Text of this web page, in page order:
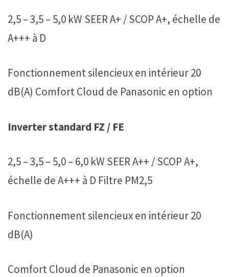
2,5 – 3,5 – 5,0 kW SEER A+ / SCOP A+, échelle de
A+++ à D
Fonctionnement silencieux en intérieur 20
dB(A) Comfort Cloud de Panasonic en option
Inverter standard FZ / FE
2,5 – 3,5 – 5,0 – 6,0 kW SEER A++ / SCOP A+,
échelle de A+++ à D Filtre PM2,5
Fonctionnement silencieux en intérieur 20
dB(A)
Comfort Cloud de Panasonic en option